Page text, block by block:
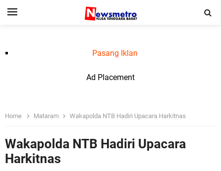
Pasang Iklan
Ad Placement
Home Mataram Wakapolda NTB Hadiri Upacara Harkitnas
Wakapolda NTB Hadiri Upacara
Harkitnas